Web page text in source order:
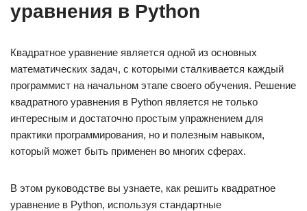
уравнения в Python
Квадратное уравнение является одной из основных
математических задач, с которыми сталкивается каждый
программист на начальном этапе своего обучения. Решение
квадратного уравнения в Python является не только
интересным и достаточно простым упражнением для
практики программирования, но и полезным навыком,
который может быть применен во многих сферах.
В этом руководстве вы узнаете, как решить квадратное
уравнение в Python, используя стандартные